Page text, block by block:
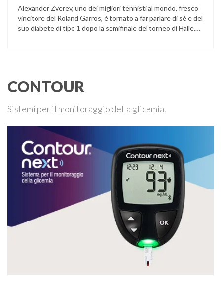
Alexander Zverev, uno dei migliori tennisti al mondo, fresco
vincitore del Roland Garros, è tornato a far parlare di sé e del
suo diabete di tipo 1 dopo la semifinale del torneo di Halle,
CONTOUR
Sistemi per il monitoraggio della glicemia.